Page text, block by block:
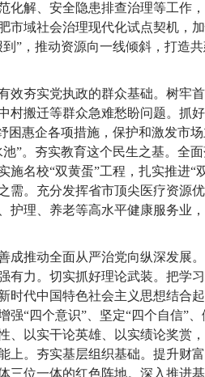
化解、安全隐患排查治理等工作
市域社会治理现代化试点契机，
”，推动资源向一线倾斜，打造
效夯实党执政的群众基础。树牢
村搬迁等群众急难愁盼问题。抓
困惠企各项措施，保护和激发市
”。夯实教育这个民生之基。全
施名校“双黄蛋”工程，扎实推进“
需。充分发挥省市顶尖医疗资源
护理、养老等高水平健康服务业
成推动全面从严治党向纵深发展
有力。切实抓好理论武装。把学
时代中国特色社会主义思想结合
强“四个意识”、坚定“四个自信”
、以实干论英雄、以实绩论奖赏
上。夯实基层组织基础。提升财
三位一体的红色阵地。深入推进